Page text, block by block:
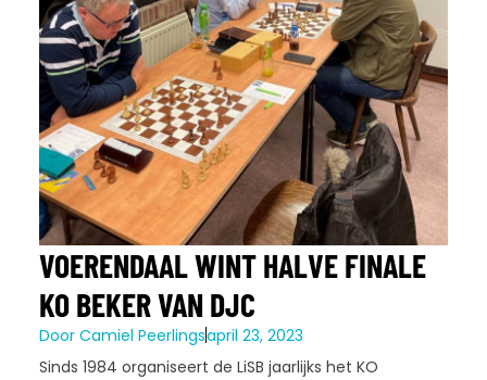
VOERENDAAL WINT HALVE FINALE
KO BEKER VAN DJC
DoorCamiel Peerlingsapril 23, 2023
Sinds 1984 organiseert de LiSB jaarlijks het KO